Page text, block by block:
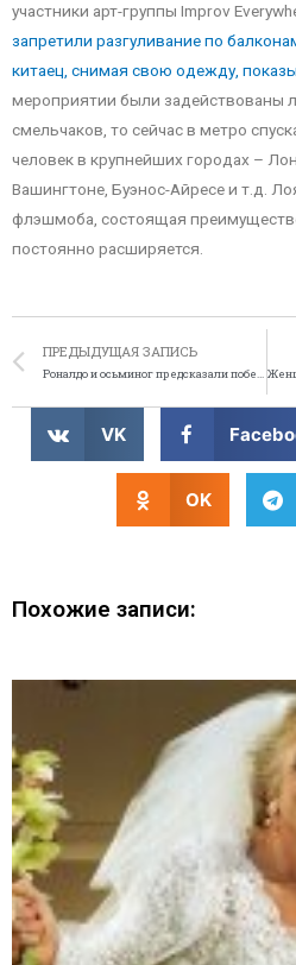
участники арт-группы Improv
запретили разгуливание по
китаец, снимая свою одежду,
мероприятии были задействованы
смельчаков, то сейчас в метро
человек в крупнейших городах –
Вашингтоне, Буэнос-Айресе и т.д.
флэшмоба, состоящая
постоянно расширяется.
ПРЕДЫДУЩАЯ ЗАПИСЬ
Роналдо и осьминог предсказали победу «Реала»
VK
OK
Похожие записи: